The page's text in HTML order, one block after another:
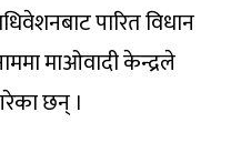
पारित विधान
माओवादी केन्द्रले
छन् ।